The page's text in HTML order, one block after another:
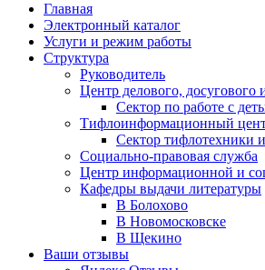
Главная
Электронный каталог
Услуги и режим работы
Структура
Руководитель
Центр делового, досугового
Сектор по работе с
Тифлоинформационный
Сектор тифлотехники
Социально-правовая служба
Центр информационной и
Кафедры выдачи литературы
В Болохово
В Новомосковске
В Щекино
Ваши отзывы